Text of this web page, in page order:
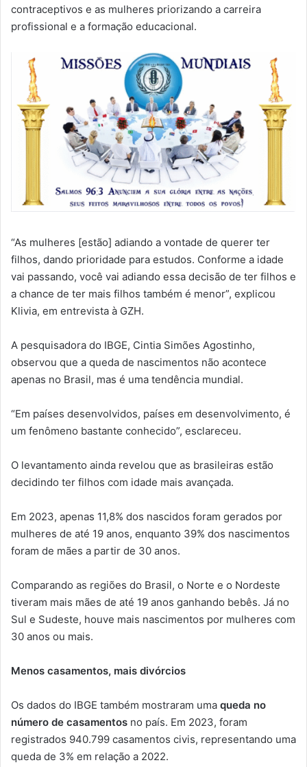
contraceptivos e as mulheres priorizando a carreira
profissional e a formação educacional.
“As mulheres [estão] adiando a vontade de querer ter
filhos, dando prioridade para estudos. Conforme a idade
vai passando, você vai adiando essa decisão de ter filhos e
a chance de ter mais filhos também é menor”, explicou
Klivia, em entrevista à GZH.
A pesquisadora do IBGE, Cintia Simões Agostinho,
observou que a queda de nascimentos não acontece
apenas no Brasil, mas é uma tendência mundial.
“Em países desenvolvidos, países em desenvolvimento, é
um fenômeno bastante conhecido”, esclareceu.
O levantamento ainda revelou que as brasileiras estão
decidindo ter filhos com idade mais avançada.
Em 2023, apenas 11,8% dos nascidos foram gerados por
mulheres de até 19 anos, enquanto 39% dos nascimentos
foram de mães a partir de 30 anos.
Comparando as regiões do Brasil, o Norte e o Nordeste
tiveram mais mães de até 19 anos ganhando bebês. Já no
Sul e Sudeste, houve mais nascimentos por mulheres com
30 anos ou mais.
Menos casamentos, mais divórcios
Os dados do IBGE também mostraram uma queda no
número de casamentos no país. Em 2023, foram
registrados 940.799 casamentos civis, representando uma
queda de 3% em relação a 2022.